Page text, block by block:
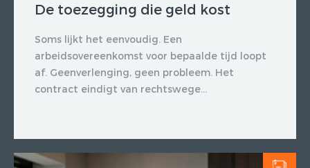
De toezegging die geld kost
Soms lijkt het eenvoudig. Een
arbeidsovereenkomst voor bepaalde tijd loopt
af. Geenverlenging, geen probleem. Het
contract eindigt van rechtswege...